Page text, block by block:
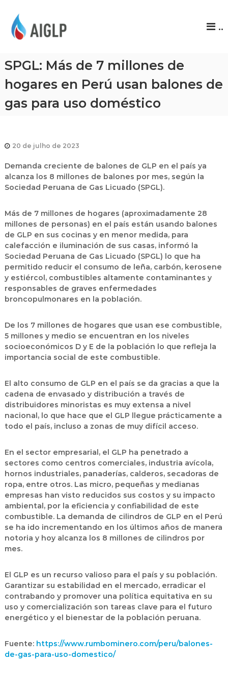
P
..
SPGL: Más de 7 millones de
hogares en Perú usan balones de
gas para uso doméstico
20 de julho de 2023
Demanda creciente de balones de GLP en el país ya
alcanza los 8 millones de balones por mes, según la
Sociedad Peruana de Gas Licuado (SPGL).
Más de 7 millones de hogares (aproximadamente 28
millones de personas) en el país están usando balones
de GLP en sus cocinas y en menor medida, para
calefacción e iluminación de sus casas, informó la
Sociedad Peruana de Gas Licuado (SPGL) lo que ha
permitido reducir el consumo de leña, carbón, kerosene
y estiércol, combustibles altamente contaminantes y
responsables de graves enfermedades
broncopulmonares en la población.
De los 7 millones de hogares que usan ese combustible,
5 millones y medio se encuentran en los niveles
socioeconómicos D y E de la población lo que refleja la
importancia social de este combustible.
El alto consumo de GLP en el país se da gracias a que la
cadena de envasado y distribución a través de
distribuidores minoristas es muy extensa a nivel
nacional, lo que hace que el GLP llegue prácticamente a
todo el país, incluso a zonas de muy difícil acceso.
En el sector empresarial, el GLP ha penetrado a
sectores como centros comerciales, industria avícola,
hornos industriales, panaderías, calderos, secadoras de
ropa, entre otros. Las micro, pequeñas y medianas
empresas han visto reducidos sus costos y su impacto
ambiental, por la eficiencia y confiabilidad de este
combustible. La demanda de cilindros de GLP en el Perú
se ha ido incrementando en los últimos años de manera
notoria y hoy alcanza los 8 millones de cilindros por
mes.
El GLP es un recurso valioso para el país y su población.
Garantizar su estabilidad en el mercado, erradicar el
contrabando y promover una política equitativa en su
uso y comercialización son tareas clave para el futuro
energético y el bienestar de la población peruana.
Fuente: https://www.rumbominero.com/peru/balones-
de-gas-para-uso-domestico/